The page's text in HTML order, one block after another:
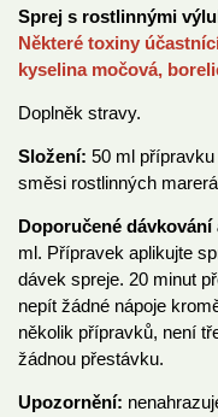
Sprej s rostlinnými
Některé toxiny
kyselina močová,
Doplněk stravy.
Složení: 50 ml
směsi rostlinných
Doporučené dávkování
ml. Přípravek aplikujte
dávek spreje. 20 minut
nepít žádné nápoje
několik přípravků, není
žádnou přestávku.
Upozornění: